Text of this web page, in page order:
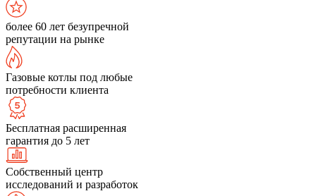
более 60 лет безупречной
репутации на рынке
Газовые котлы под любые
потребности клиента
Бесплатная расширенная
гарантия до 5 лет
Собственный центр
исследований и разработок